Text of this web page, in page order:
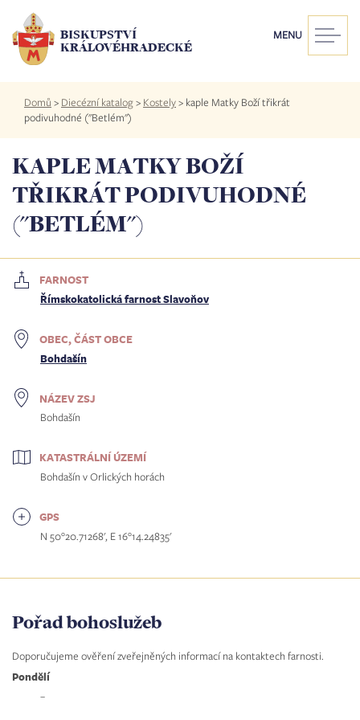
hlavnímu
obsahu
BISKUPSTVÍ
KRÁLOVÉHRADECKÉ
MENU
Drobečková
navigace
Domů > Diecézní katalog> Kostely> kaple Matky Boží třikrát
podivuhodné ("Betlém")
KAPLE MATKY BOŽÍ
TŘIKRÁT PODIVUHODNÉ
("BETLÉM")
FARNOST
Římskokatolická farnost Slavoňov
OBEC, ČÁST OBCE
Bohdašín
NÁZEV ZSJ
Bohdašín
KATASTRÁLNÍ ÚZEMÍ
Bohdašín v Orlických horách
GPS
N 50°20.71268', E 16°14.24835'
Pořad bohoslužeb
Doporučujeme ověření zveřejněných informací na kontaktech farnosti.
Pondělí
–